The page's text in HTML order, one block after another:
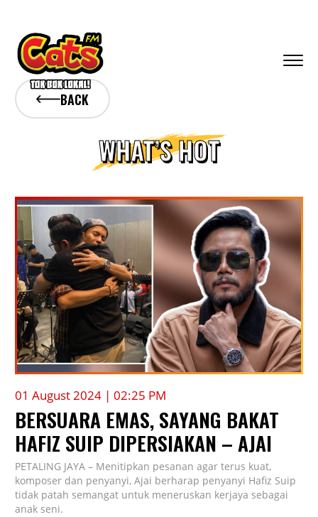
BACK
WHAT’S HOT
01 August 2024 | 02:25 PM
BERSUARA EMAS, SAYANG BAKAT
HAFIZ SUIP DIPERSIAKAN – AJAI
PETALING JAYA – Menitipkan pesanan agar terus kuat,
komposer dan penyanyi, Ajai berharap penyanyi Hafiz Suip
tidak patah semangat untuk meneruskan kerjaya sebagai
anak seni.